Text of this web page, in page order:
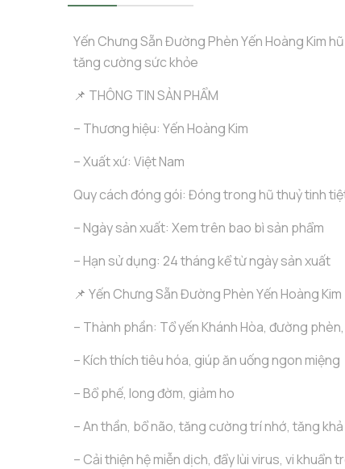
Yến Chưng Sẵn Đường Phèn Yến Hoàng Kim
tăng cường sức khỏe
📌 THÔNG TIN SẢN PHẨM
– Thương hiệu: Yến Hoàng Kim
– Xuất xứ: Việt Nam
Quy cách đóng gói: Đóng trong hũ thuỷ tinh
– Ngày sản xuất: Xem trên bao bì sản phẩm
– Hạn sử dụng: 24 tháng kể từ ngày sản xuất
📌 Yến Chưng Sẵn Đường Phèn Yến Hoàng Kim
– Thành phần: Tổ yến Khánh Hòa, đường
– Kích thích tiêu hóa, giúp ăn uống ngon miệng
– Bổ phế, long đờm, giảm ho
– An thần, bổ não, tăng cường trí nhớ, tăng
– Cải thiện hệ miễn dịch, đẩy lùi virus, vi khuẩn